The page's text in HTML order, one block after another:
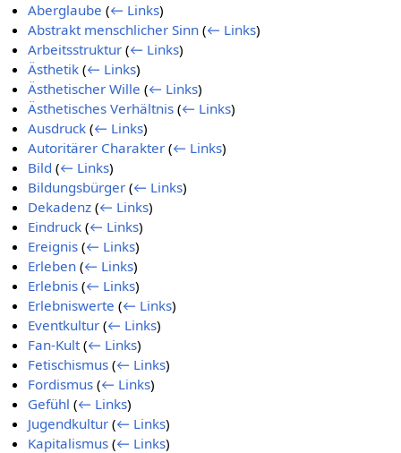
Aberglaube (← Links)
Abstrakt menschlicher Sinn (← Links)
Arbeitsstruktur (← Links)
Ästhetik (← Links)
Ästhetischer Wille (← Links)
Ästhetisches Verhältnis (← Links)
Ausdruck (← Links)
Autoritärer Charakter (← Links)
Bild (← Links)
Bildungsbürger (← Links)
Dekadenz (← Links)
Eindruck (← Links)
Ereignis (← Links)
Erleben (← Links)
Erlebnis (← Links)
Erlebniswerte (← Links)
Eventkultur (← Links)
Fan-Kult (← Links)
Fetischismus (← Links)
Fordismus (← Links)
Gefühl (← Links)
Jugendkultur (← Links)
Kapitalismus (← Links)